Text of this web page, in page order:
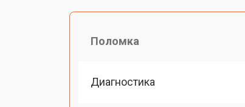
Поломка
Диагностика